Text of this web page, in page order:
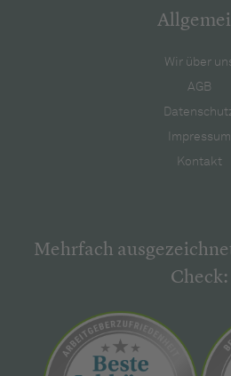
Wir über
AGB
Impressum
Kontakt
Mehrfach
Check: